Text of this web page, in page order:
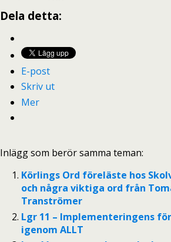
Dela detta:
E-post
Skriv ut
Mer
Inlägg som berör samma teman:
Körlings Ord föreläste hos
och några viktiga ord från
Tranströmer
Lgr 11 – Implementeringens
igenom ALLT